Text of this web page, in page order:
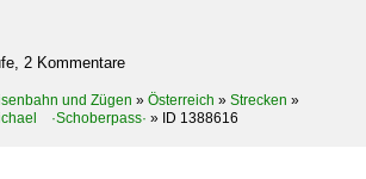
2 Kommentare
und Zügen » Österreich » Strecken »
·Schoberpass· » ID 1388616